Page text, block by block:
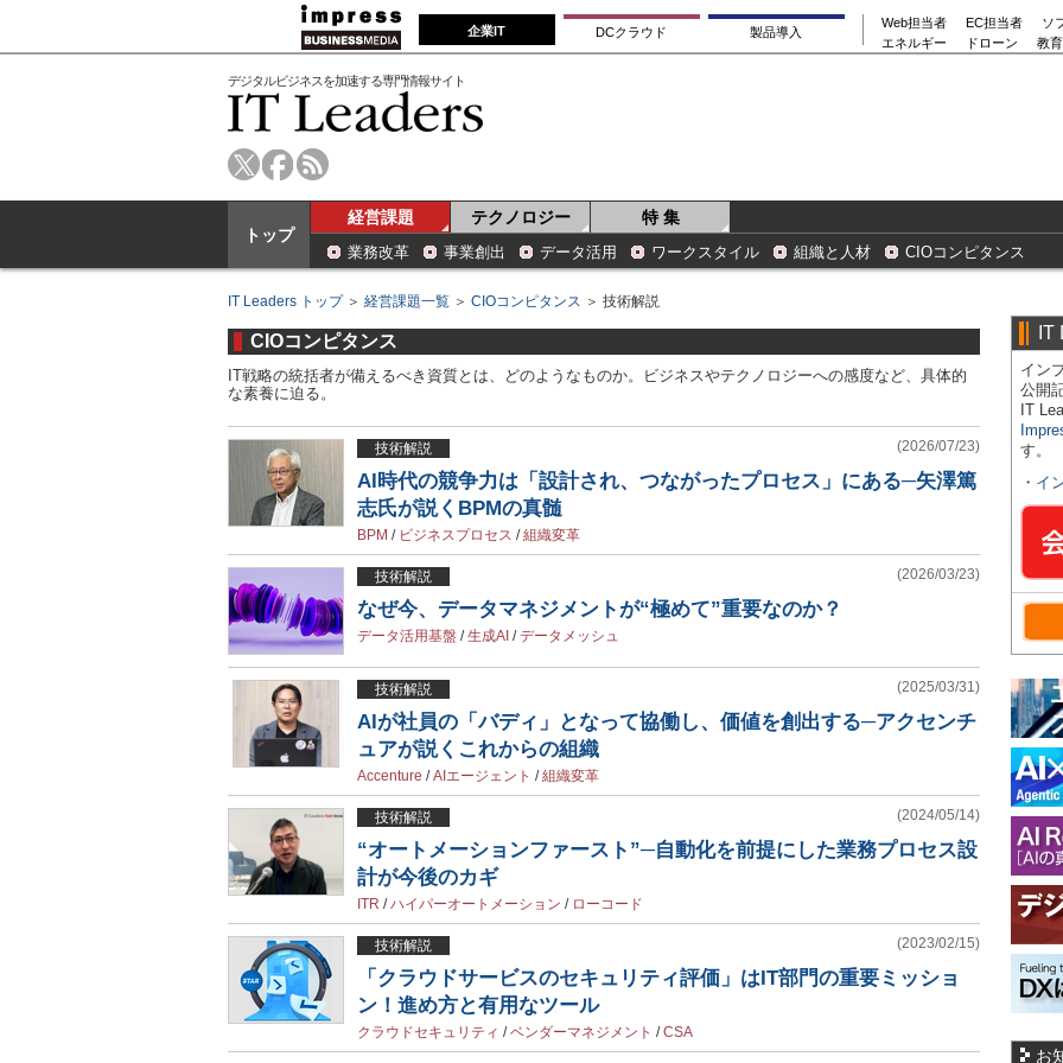
企業IT DCクラウド 製品導入
Web担当者 EC担当者
ソ
エネルギー
ドローン 教
デジタルビジネスを加速する専門情報サイト
トップ
経営課題 テクノロジー 特 集
業務改革 事業創出 データ活用 ワークスタイル 組織と人材 CIOコンピタンス
IT Leaders トップ＞ 経営課題一覧 ＞ CIOコンピタンス ＞ 技術解説
CIOコンピタンス
IT戦略の統括者が備えるべき資質とは、どのようなものか。ビジネスやテクノロジーへの感度など、具体的
な素養に迫る。
技術解説 (2026/07/23)
AI時代の競争力は「設計され、つながったプロセス」にある─矢澤篤
志氏が説くBPMの真髄
BPM / ビジネスプロセス /組織変革
技術解説 (2026/03/23)
なぜ今、データマネジメントが“極めて”重要なのか？
データ活用基盤 /生成AI /データメッシュ
技術解説 (2025/03/31)
AIが社員の「バディ」となって協働し、価値を創出する─アクセンチ
ュアが説くこれからの組織
Accenture /AIエージェント /組織変革
技術解説 (2024/05/14)
“オートメーションファースト”─自動化を前提にした業務プロセス設
計が今後のカギ
ITR /ハイパーオートメーション / ローコード
技術解説 (2023/02/15)
「クラウドサービスのセキュリティ評価」はIT部門の重要ミッショ
ン！進め方と有用なツール
クラウドセキュリティ /ベンダーマネジメント /CSA
IT
イン
公開
IT
す。
・ イ
お